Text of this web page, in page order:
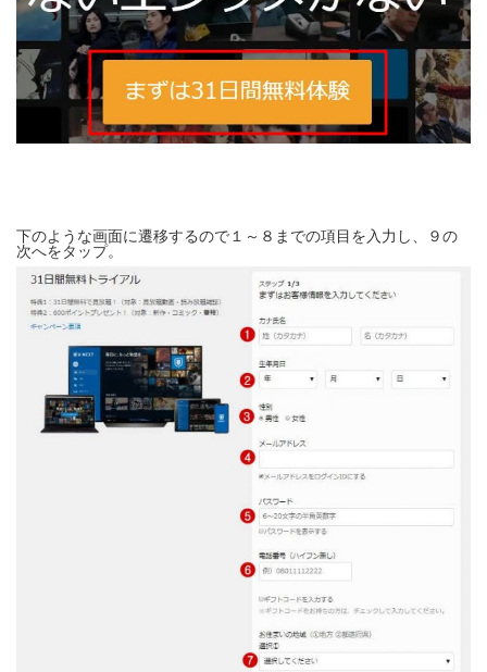
下のような画面に遷移するので１～８までの項目を入力し、９の
次へをタップ。